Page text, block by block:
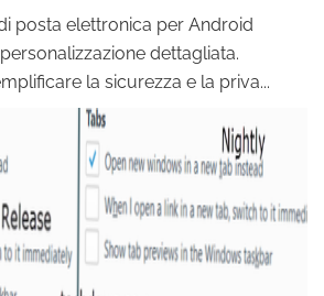
posta elettronica per Android
dettagliata.
la sicurezza e la priva...